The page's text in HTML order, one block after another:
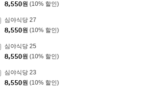
8,550원 (10% 할인)
심야식당 27
8,550원 (10% 할인)
심야식당 25
8,550원 (10% 할인)
심야식당 23
8,550원 (10% 할인)